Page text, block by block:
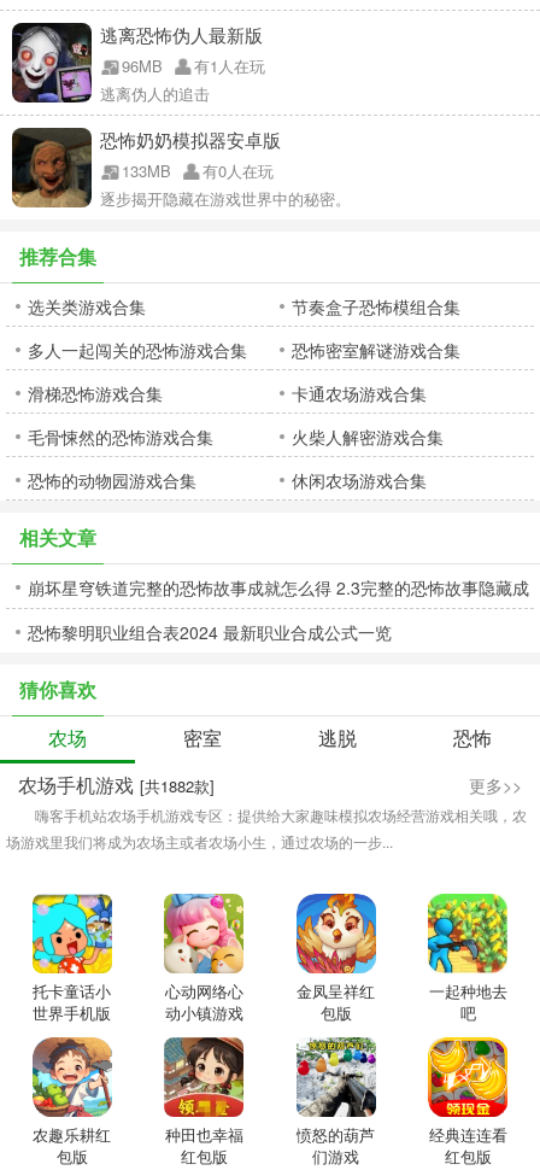
逃离恐怖伪人最新版
96MB
有1人在玩
逃离伪人的追击
恐怖奶奶模拟器安卓版
133MB
有0人在玩
逐步揭开隐藏在游戏世界中的秘密。
推荐合集
选关类游戏合集
节奏盒子恐怖模组合集
多人一起闯关的恐怖游戏合集
恐怖密室解谜游戏合集
滑梯恐怖游戏合集
卡通农场游戏合集
毛骨悚然的恐怖游戏合集
火柴人解密游戏合集
恐怖的动物园游戏合集
休闲农场游戏合集
相关文章
崩坏星穹铁道完整的恐怖故事成就怎么得 2.3完整的恐怖故事隐藏成
就获取攻略
恐怖黎明职业组合表2024 最新职业合成公式一览
猜你喜欢
农场
密室 逃脱
恐怖
农场手机游戏 [共1882款] 更多>>
嗨客手机站农场手机游戏专区：提供给大家趣味模拟农场经营游戏相关哦，农
场游戏里我们将成为农场主或者农场小生，通过农场的一步...
托卡童话小
世界手机版
心动网络心
动小镇游戏
金凤呈祥红
包版
一起种地去
吧
农趣乐耕红
包版
种田也幸福
红包版
愤怒的葫芦
们游戏
经典连连看
红包版